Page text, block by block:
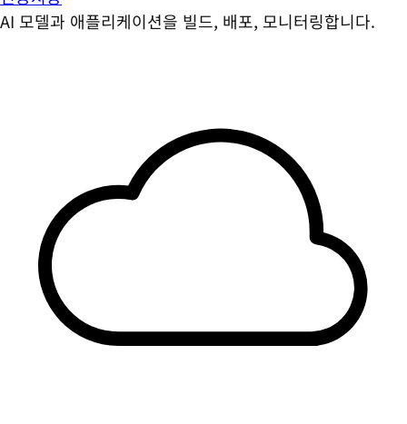
AI 모델과 애플리케이션을 빌드, 배포, 모니터링합니다.